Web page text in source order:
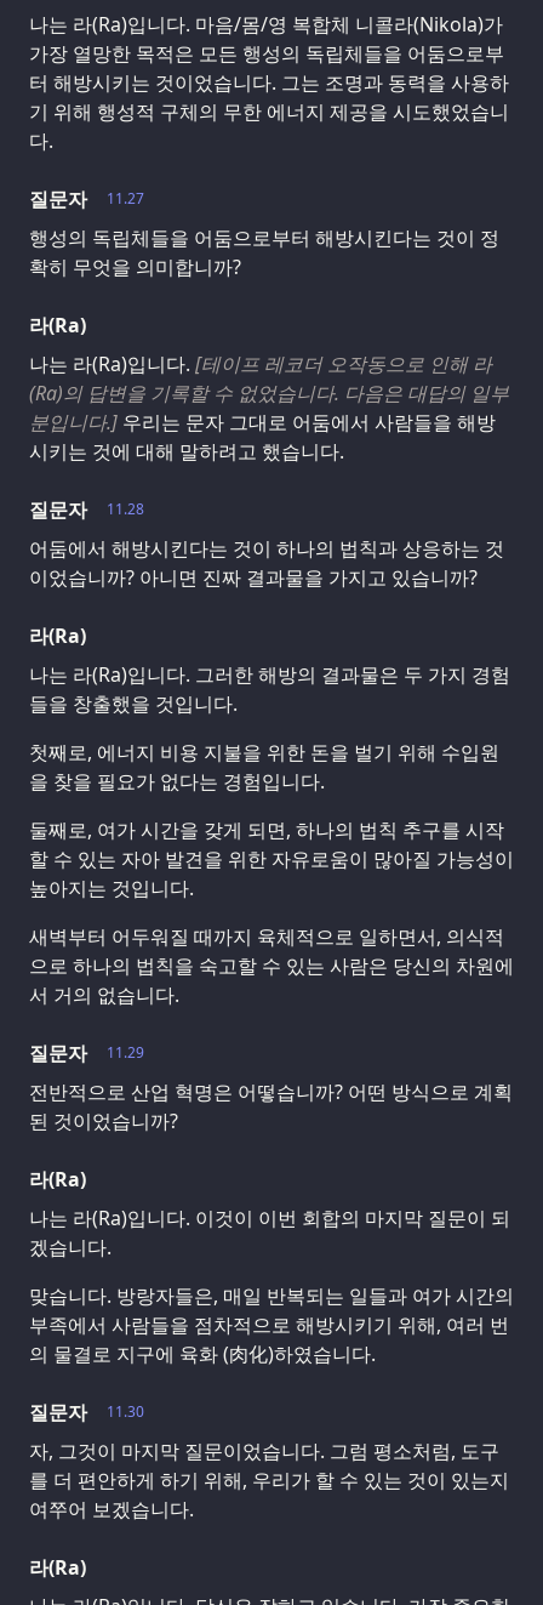
나는 라(Ra)입니다. 마음/몸/영 복합체 니콜라(Nikola)가
가장 열망한 목적은 모든 행성의 독립체들을 어둠으로부
터 해방시키는 것이었습니다. 그는 조명과 동력을 사용하
기 위해 행성적 구체의 무한 에너지 제공을 시도했었습니
다.
11.27
질문자
행성의 독립체들을 어둠으로부터 해방시킨다는 것이 정
확히 무엇을 의미합니까?
라(Ra)
나는 라(Ra)입니다. [테이프 레코더 오작동으로 인해 라
(Ra)의 답변을 기록할 수 없었습니다. 다음은 대답의 일부
분입니다.] 우리는 문자 그대로 어둠에서 사람들을 해방
시키는 것에 대해 말하려고 했습니다.
11.28
질문자
어둠에서 해방시킨다는 것이 하나의 법칙과 상응하는 것
이었습니까? 아니면 진짜 결과물을 가지고 있습니까?
라(Ra)
나는 라(Ra)입니다. 그러한 해방의 결과물은 두 가지 경험
들을 창출했을 것입니다.
첫째로, 에너지 비용 지불을 위한 돈을 벌기 위해 수입원
을 찾을 필요가 없다는 경험입니다.
둘째로, 여가 시간을 갖게 되면, 하나의 법칙 추구를 시작
할 수 있는 자아 발견을 위한 자유로움이 많아질 가능성이
높아지는 것입니다.
새벽부터 어두워질 때까지 육체적으로 일하면서, 의식적
으로 하나의 법칙을 숙고할 수 있는 사람은 당신의 차원에
서 거의 없습니다.
11.29
질문자
전반적으로 산업 혁명은 어떻습니까? 어떤 방식으로 계획
된 것이었습니까?
라(Ra)
나는 라(Ra)입니다. 이것이 이번 회합의 마지막 질문이 되
겠습니다.
맞습니다. 방랑자들은, 매일 반복되는 일들과 여가 시간의
부족에서 사람들을 점차적으로 해방시키기 위해, 여러 번
의 물결로 지구에 육화 (肉化)하였습니다.
11.30
질문자
자, 그것이 마지막 질문이었습니다. 그럼 평소처럼, 도구
를 더 편안하게 하기 위해, 우리가 할 수 있는 것이 있는지
여쭈어 보겠습니다.
라(Ra)